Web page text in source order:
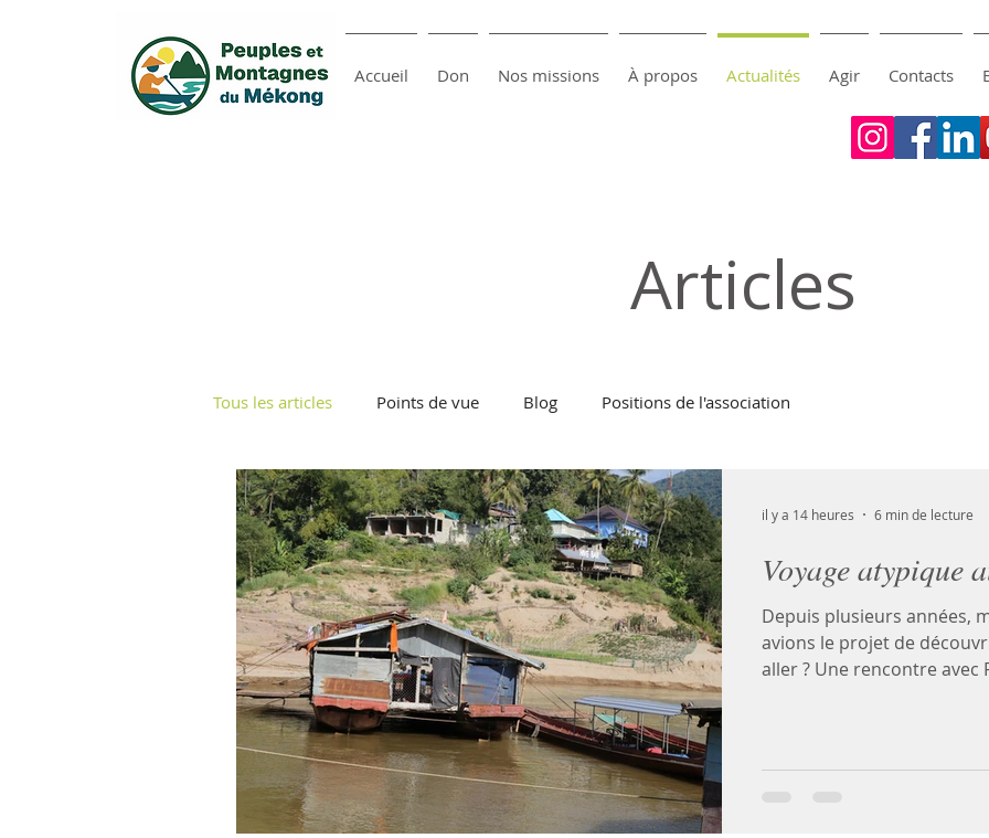
Accueil Don Nos missions À propos Actualités Agir Contacts
Articles
Tous les articles Points de vue Blog Positions de l'association
Voyage atypique
Depuis plusieurs années,
avions le projet de
aller ? Une rencontre avec
convaincu. Ils nous ont
il y a 14 heures 6 min de lecture